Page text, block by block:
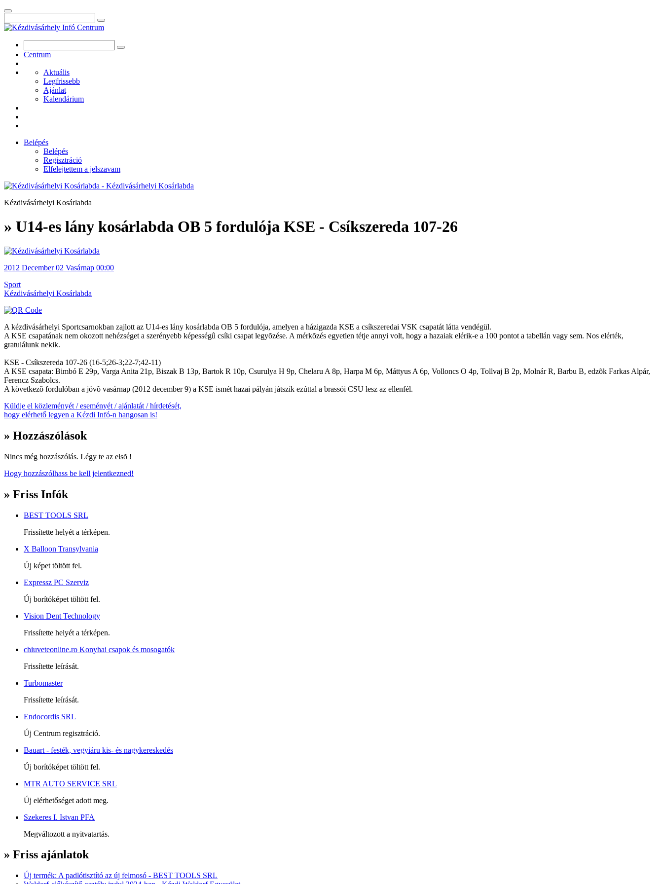
Centrum
Aktuális
Legfrissebb
Ajánlat
Kalendárium
Belépés
Belépés
Regisztráció
Elfelejtettem a jelszavam
Kézdivásárhelyi Kosárlabda
» U14-es lány kosárlabda OB 5 fordulója KSE - Csíkszereda 107-26
2012 December 02 Vasárnap 00:00
Sport
Kézdivásárhelyi Kosárlabda
A kézdivásárhelyi Sportcsarnokban zajlott az U14-es lány kosárlabda OB 5 fordulója, amelyen a házigazda KSE a csíkszeredai VSK csapatát látta vendégül.
A KSE csapatának nem okozott nehézséget a szerényebb képességû csíki csapat legyõzése. A mérkõzés egyetlen tétje annyi volt, hogy a hazaiak elérik-e a 100 pontot a tabellán vagy sem. Nos elérték,
gratulálunk nekik.
KSE - Csíkszereda 107-26 (16-5;26-3;22-7;42-11)
A KSE csapata: Bimbó E 29p, Varga Anita 21p, Biszak B 13p, Bartok R 10p, Csurulya H 9p, Chelaru A 8p, Harpa M 6p, Máttyus A 6p, Volloncs O 4p, Tollvaj B 2p, Molnár R, Barbu B, edzõk Farkas Alpár,
Ferencz Szabolcs.
A következõ fordulóban a jövõ vasárnap (2012 december 9) a KSE ismét hazai pályán játszik ezúttal a brassói CSU lesz az ellenfél.
Küldje el közleményét / eseményét / ajánlatát / hírdetését,
hogy elérhető legyen a Kézdi Infó-n hangosan is!
» Hozzászólások
Nincs még hozzászólás. Légy te az elsõ !
Hogy hozzászólhass be kell jelentkezned!
» Friss Infók
BEST TOOLS SRL
Frissítette helyét a térképen.
X Balloon Transylvania
Új képet töltött fel.
Expressz PC Szerviz
Új borítóképet töltött fel.
Vision Dent Technology
Frissítette helyét a térképen.
chiuveteonline.ro Konyhai csapok és mosogatók
Frissítette leírását.
Turbomaster
Frissítette leírását.
Endocordis SRL
Új Centrum regisztráció.
Bauart - festék, vegyiáru kis- és nagykereskedés
Új borítóképet töltött fel.
MTR AUTO SERVICE SRL
Új elérhetőséget adott meg.
Szekeres I. Istvan PFA
Megváltozott a nyitvatartás.
» Friss ajánlatok
Új termék: A padlótisztító az új felmosó - BEST TOOLS SRL